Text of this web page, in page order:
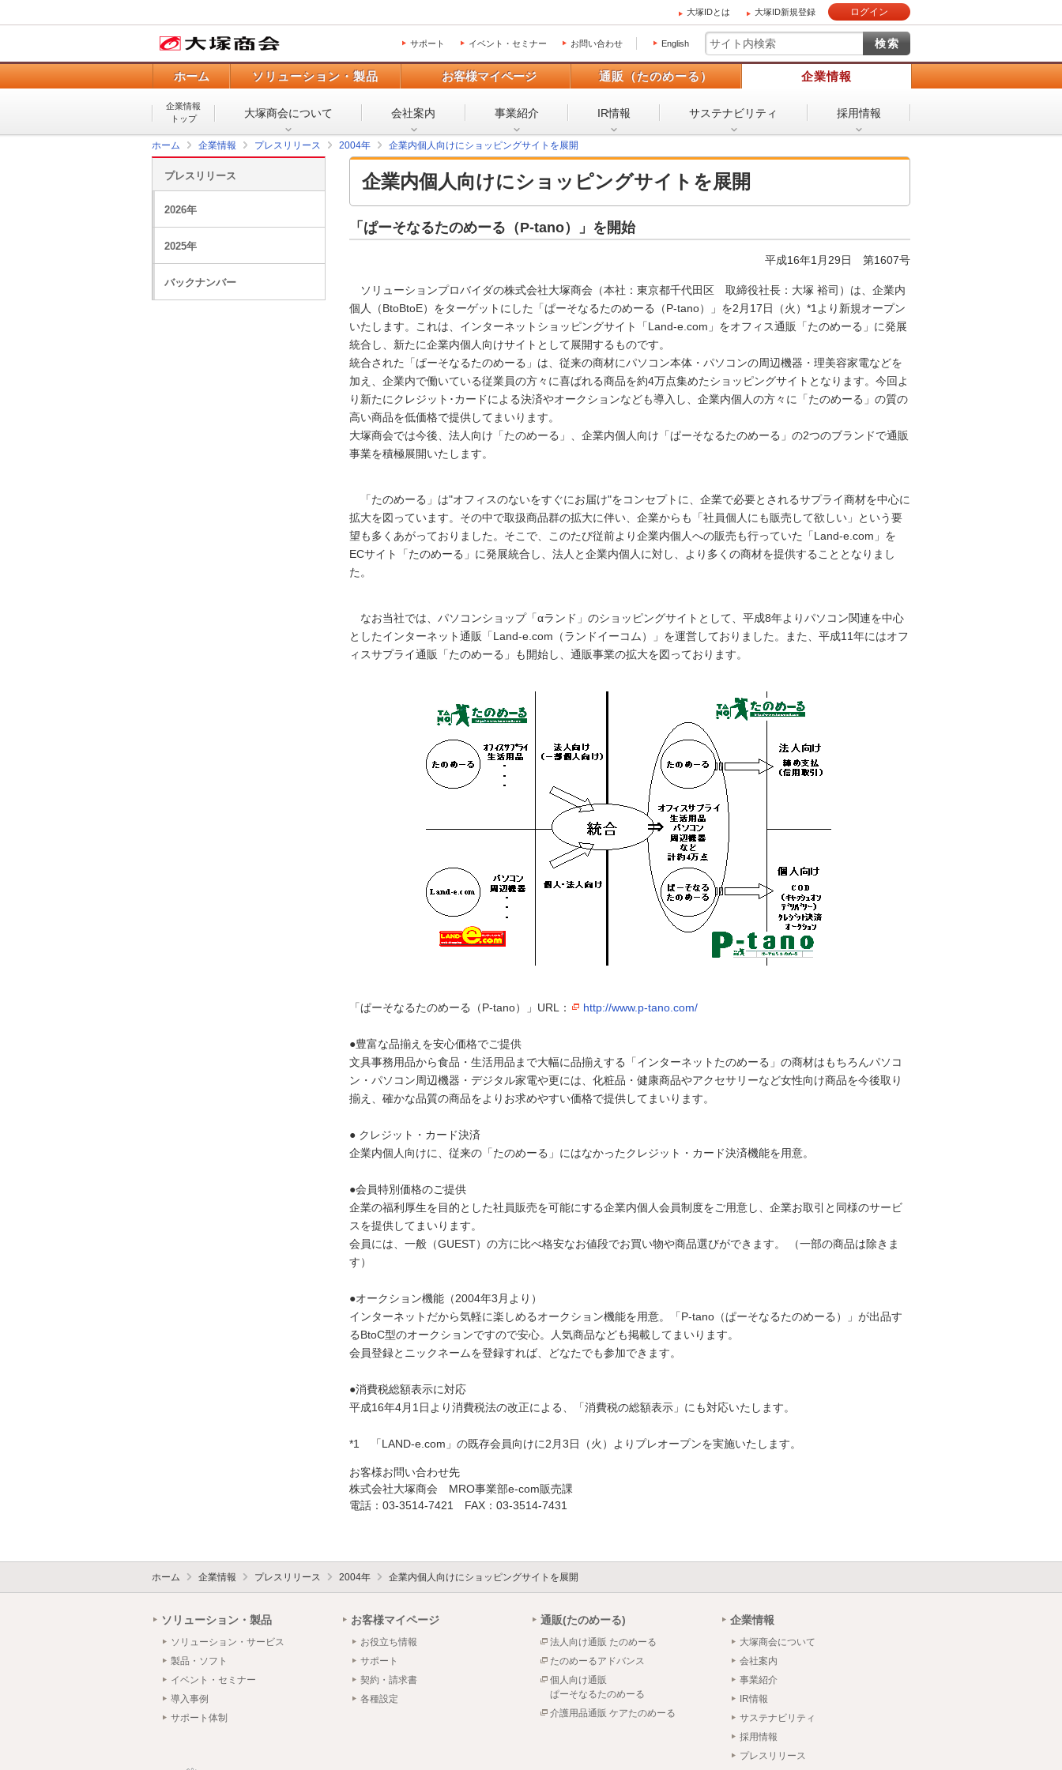
大塚IDとは 大塚ID新規登録 ログイン
サポート イベント・セミナー お問い合わせ English
ホーム ソリューション・製品 お客様マイページ 通販（たのめーる） 企業情報
企業情報
トップ
大塚商会について 会社案内 事業紹介 IR情報 サステナビリティ 採用情報
ホーム 企業情報 プレスリリース 2004年 企業内個人向けにショッピングサイトを展開
企業内個人向けにショッピングサイトを展開
「ぱーそなるたのめーる（P-tano）」を開始
平成16年1月29日 第1607号
ソリューションプロバイダの株式会社大塚商会（本社：東京都千代田区 取締役社長：大塚 裕司）は、企業内
個人（BtoBtoE）をターゲットにした「ぱーそなるたのめーる（P-tano）」を2月17日（火）*1より新規オープン
いたします。これは、インターネットショッピングサイト「Land-e.com」をオフィス通販「たのめーる」に発展
統合し、新たに企業内個人向けサイトとして展開するものです。
統合された「ぱーそなるたのめーる」は、従来の商材にパソコン本体・パソコンの周辺機器・理美容家電などを
加え、企業内で働いている従業員の方々に喜ばれる商品を約4万点集めたショッピングサイトとなります。今回よ
り新たにクレジット･カードによる決済やオークションなども導入し、企業内個人の方々に「たのめーる」の質の
高い商品を低価格で提供してまいります。
大塚商会では今後、法人向け「たのめーる」、企業内個人向け「ぱーそなるたのめーる」の2つのブランドで通販
事業を積極展開いたします。
「たのめーる」は"オフィスのないをすぐにお届け"をコンセプトに、企業で必要とされるサプライ商材を中心に
拡大を図っています。その中で取扱商品群の拡大に伴い、企業からも「社員個人にも販売して欲しい」という要
望も多くあがっておりました。そこで、このたび従前より企業内個人への販売も行っていた「Land-e.com」を
ECサイト「たのめーる」に発展統合し、法人と企業内個人に対し、より多くの商材を提供することとなりまし
た。
なお当社では、パソコンショップ「αランド」のショッピングサイトとして、平成8年よりパソコン関連を中心
としたインターネット通販「Land-e.com（ランドイーコム）」を運営しておりました。また、平成11年にはオフ
ィスサプライ通販「たのめーる」も開始し、通販事業の拡大を図っております。
「ぱーそなるたのめーる（P-tano）」URL： http://www.p-tano.com/
●豊富な品揃えを安心価格でご提供
文具事務用品から食品・生活用品まで大幅に品揃えする「インターネットたのめーる」の商材はもちろんパソコ
ン・パソコン周辺機器・デジタル家電や更には、化粧品・健康商品やアクセサリーなど女性向け商品を今後取り
揃え、確かな品質の商品をよりお求めやすい価格で提供してまいります。
● クレジット・カード決済
企業内個人向けに、従来の「たのめーる」にはなかったクレジット・カード決済機能を用意。
●会員特別価格のご提供
企業の福利厚生を目的とした社員販売を可能にする企業内個人会員制度をご用意し、企業お取引と同様のサービ
スを提供してまいります。
会員には、一般（GUEST）の方に比べ格安なお値段でお買い物や商品選びができます。 （一部の商品は除きま
す）
●オークション機能（2004年3月より）
インターネットだから気軽に楽しめるオークション機能を用意。「P-tano（ぱーそなるたのめーる）」が出品す
るBtoC型のオークションですので安心。人気商品なども掲載してまいります。
会員登録とニックネームを登録すれば、どなたでも参加できます。
●消費税総額表示に対応
平成16年4月1日より消費税法の改正による、「消費税の総額表示」にも対応いたします。
*1 「LAND-e.com」の既存会員向けに2月3日（火）よりプレオープンを実施いたします。
お客様お問い合わせ先
株式会社大塚商会 MRO事業部e-com販売課
電話：03-3514-7421 FAX：03-3514-7431
プレスリリース
2026年
2025年
バックナンバー
ホーム 企業情報 プレスリリース 2004年 企業内個人向けにショッピングサイトを展開
ソリューション・製品
ソリューション・サービス
製品・ソフト
イベント・セミナー
導入事例
サポート体制
お客様マイページ
お役立ち情報
サポート
契約・請求書
各種設定
通販(たのめーる)
法人向け通販 たのめーる
たのめーるアドバンス
個人向け通販
ぱーそなるたのめーる
介護用品通販 ケアたのめーる
企業情報
大塚商会について
会社案内
事業紹介
IR情報
サステナビリティ
採用情報
プレスリリース